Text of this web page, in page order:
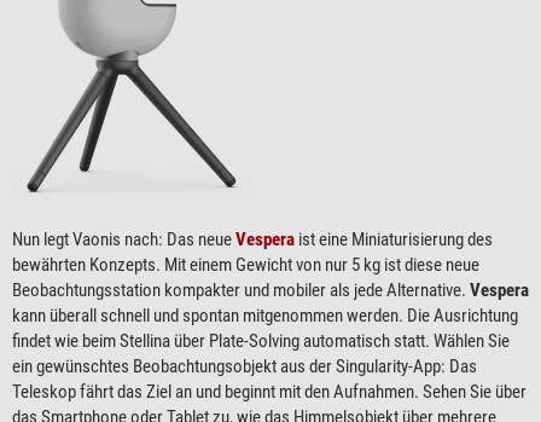
Nun legt Vaonis nach: Das neueVespera ist eine Miniaturisierung des
bewährten Konzepts. Mit einem Gewicht von nur 5 kg ist diese neue
Beobachtungsstation kompakter und mobiler als jede Alternative. Vespera
kann überall schnell und spontan mitgenommen werden. Die Ausrichtung
findet wie beim Stellina über Plate-Solving automatisch statt. Wählen Sie
ein gewünschtes Beobachtungsobjekt aus der Singularity-App: Das
Teleskop fährt das Ziel an und beginnt mit den Aufnahmen. Sehen Sie über
das Smartphone oder Tablet zu, wie das Himmelsobjekt über mehrere